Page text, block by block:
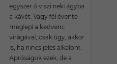
egyszer ő viszi neki ágyba
a kávét. Vagy fél évente
meglepi a kedvenc
virágával, csak úgy, akkor
is, ha nincs jeles alkalom.
Apróságok ezek, de a